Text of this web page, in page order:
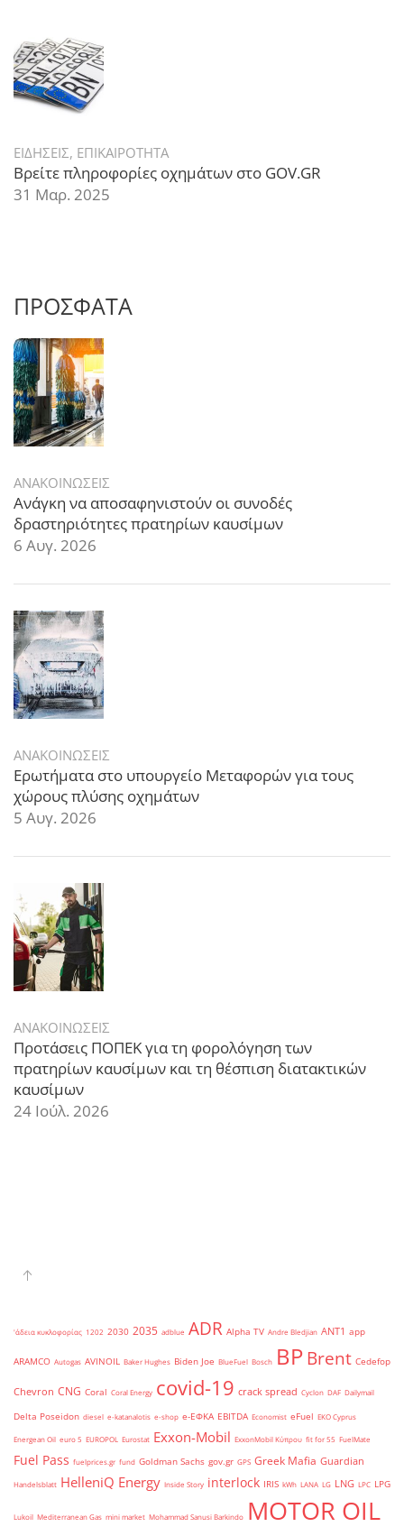
ΕΙΔΗΣΕΙΣ, ΕΠΙΚΑΙΡΟΤΗΤΑ
Βρείτε πληροφορίες οχημάτων στο GOV.GR
31 Μαρ. 2025
ΠΡΟΣΦΑΤΑ
ΑΝΑΚΟΙΝΩΣΕΙΣ
Ανάγκη να αποσαφηνιστούν οι συνοδές
δραστηριότητες πρατηρίων καυσίμων
6 Αυγ. 2026
ΑΝΑΚΟΙΝΩΣΕΙΣ
Ερωτήματα στο υπουργείο Μεταφορών για τους
χώρους πλύσης οχημάτων
5 Αυγ. 2026
ΑΝΑΚΟΙΝΩΣΕΙΣ
Προτάσεις ΠΟΠΕΚ για τη φορολόγηση των
πρατηρίων καυσίμων και τη θέσπιση διατακτικών
καυσίμων
24 Ιούλ. 2026
'άδεια κυκλοφορίας 1202 2030 2035 adblue ADR Alpha TV Andre Bledjian ANT1 app
ARAMCO Autogas AVINOIL Baker Hughes Biden Joe BlueFuel Bosch BPBrent Cedefop
Chevron CNG Coral Coral Energy covid-19 crack spread Cyclon DAF Dailymail
Delta Poseidon diesel e-katanalotis e-shop e-ΕΦΚΑ EBITDA Economist eFuel EKO Cyprus
Energean Oil euro 5 EUROPOL Eurostat Exxon-Mobil ExxonMobil Κύπρου fit for 55 FuelMate
Fuel Pass fuelprices.gr fund Goldman Sachs gov.gr GPS Greek Mafia Guardian
Handelsblatt HelleniQ Energy Inside Story interlock IRIS kWh LANA LG LNG LPC LPG
Lukoil Mediterranean Gas mini market Mohammad Sanusi Barkindo MOTOR OIL